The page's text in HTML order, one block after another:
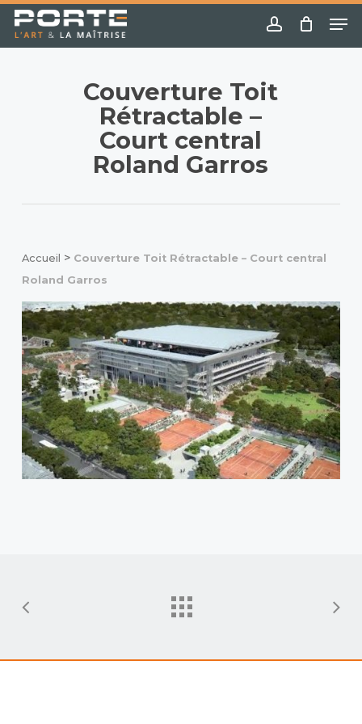
Skip
main
account
Couverture Toit
Rétractable –
Court central
Roland Garros
Accueil > Couverture Toit Rétractable – Court central
Roland Garros